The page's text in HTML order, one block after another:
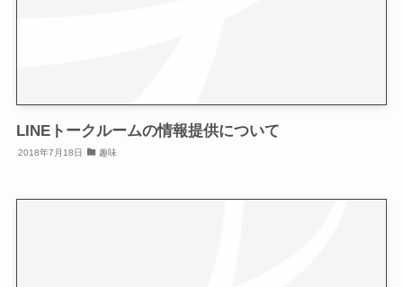
LINEトークルームの情報提供について
2018年7月18日 趣味